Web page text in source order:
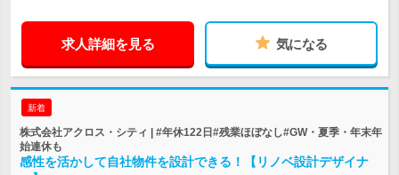
求人詳細を見る 気になる
新着
株式会社アクロス・シティ | #年休122日#残業ほぼなし#GW・夏季・年末年
始連休も
感性を活かして自社物件を設計できる！【リノベ設計デザイナ